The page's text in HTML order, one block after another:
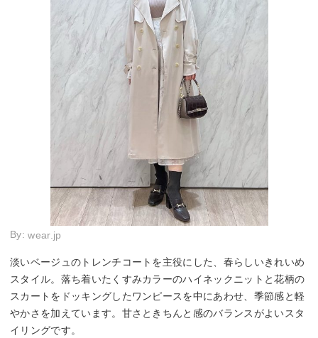
By:wear.jp
淡いベージュのトレンチコートを主役にした、春らしいきれいめ
スタイル。落ち着いたくすみカラーのハイネックニットと花柄の
スカートをドッキングしたワンピースを中にあわせ、季節感と軽
やかさを加えています。甘さときちんと感のバランスがよいスタ
イリングです。